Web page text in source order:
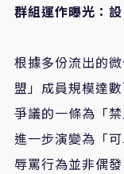
群組運作曝光：
根據多份流出的
盟」成員規模達
爭議的一條為「
進一步演變為「
辱罵行為並非偶